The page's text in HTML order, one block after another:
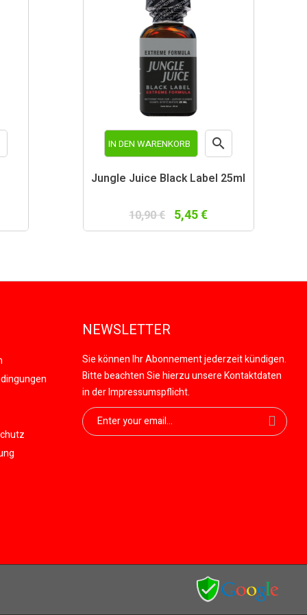
IN DEN WARENKORB 
Jungle Juice Black Label 25ml
10,90 € 5,45 €
NEWSLETTER
Sie können Ihr Abonnement jederzeit kündigen.
Bitte beachten Sie hierzu unsere Kontaktdaten
in der Impressumspflicht.